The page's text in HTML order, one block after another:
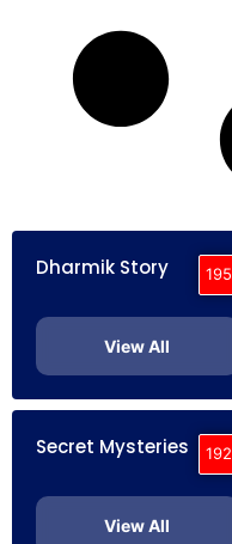
Dharmik Story 195
View All
Secret Mysteries 192
View All